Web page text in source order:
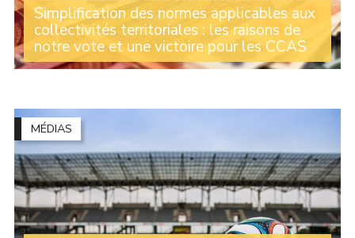
Simplification des normes applicables aux
collectivités territoriales : les raisons de
notre vote et une victoire pour les CCAS
Oui, la norme peut peser sur l’activité des collectivités
administrative ne doit pas (...)
MÉDIAS